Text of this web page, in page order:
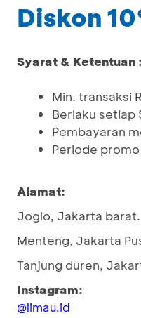
Diskon
Syarat & Ketentuan :
Min. transaksi
Berlaku setiap
Pembayaran
Periode promo
Alamat:
Joglo, Jakarta barat.
Menteng, Jakarta
Tanjung duren,
Instagram:
@limau.id